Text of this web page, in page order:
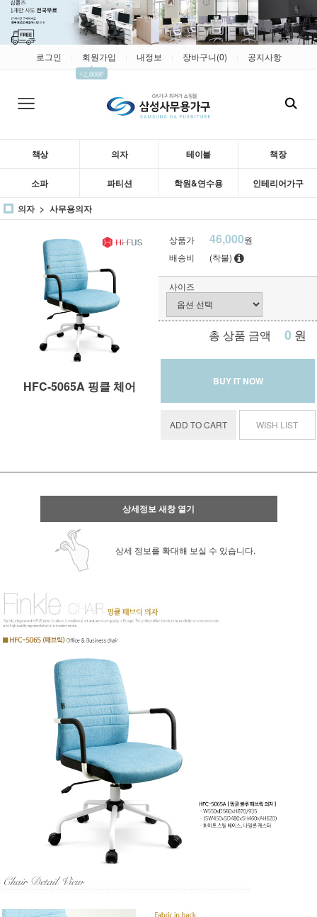
로그인 회원가입
▲
+2,000P
내정보 장바구니(0) 공지사항
책상 의자 테이블 책장
소파 파티션 학원&연수용
인테리어가구
의자
사무용의자
HFC-5065A 핑클 체어
상품가 46,000원
배송비
(착불)
사이즈
총 상품 금액 0 원
BUY IT NOW
ADD TO CART WISH LIST
상세정보 새창 열기
상세 정보를 확대해 보실 수 있습니다.